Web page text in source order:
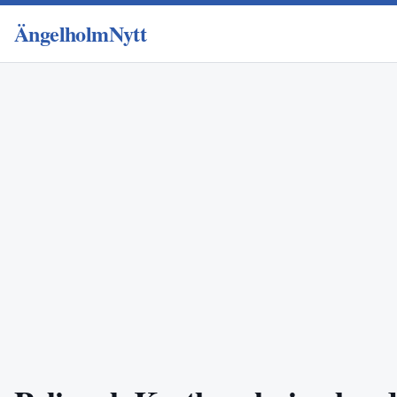
ÄngelholmNytt